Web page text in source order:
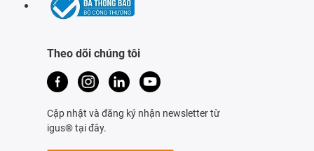
Theo dõi chúng tôi
Cập nhật và đăng ký nhận newsletter từ
igus® tại đây.